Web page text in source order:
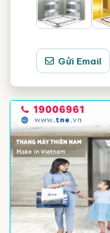
Gửi Email